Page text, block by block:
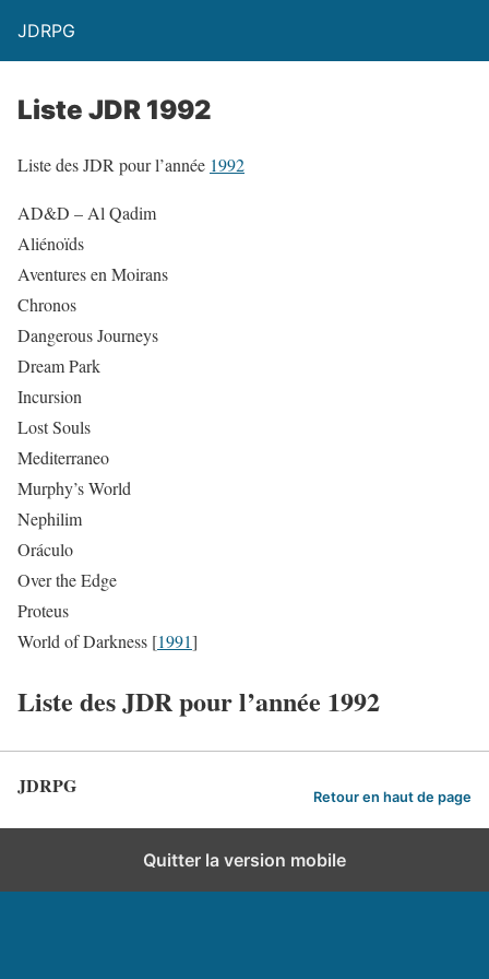
JDRPG
Liste JDR 1992
Liste des JDR pour l’année 1992
AD&D – Al Qadim
Aliénoïds
Aventures en Moirans
Chronos
Dangerous Journeys
Dream Park
Incursion
Lost Souls
Mediterraneo
Murphy’s World
Nephilim
Oráculo
Over the Edge
Proteus
World of Darkness [1991]
Liste des JDR pour l’année 1992
JDRPG Retour en haut de page
Quitter la version mobile